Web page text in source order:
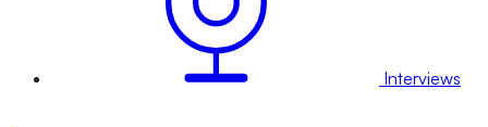
Interviews